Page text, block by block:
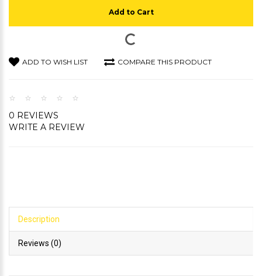
Add to Cart
ADD TO WISH LIST COMPARE THIS PRODUCT
0 REVIEWS
WRITE A REVIEW
Description
Reviews (0)